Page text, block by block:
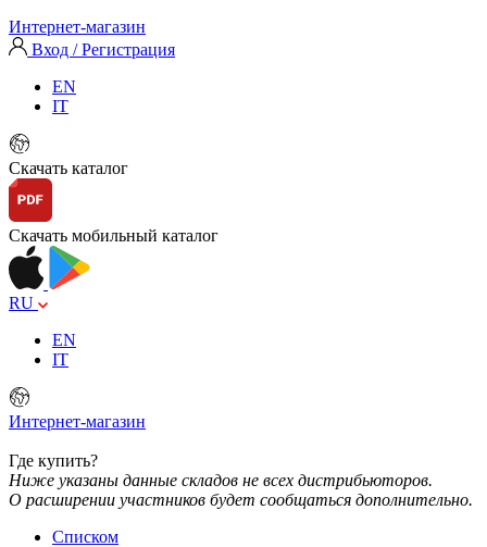
Интернет-магазин
Вход / Регистрация
EN
IT
Скачать каталог
Скачать мобильный каталог
RU
EN
IT
Интернет-магазин
Где купить?
Ниже указаны данные складов не всех дистрибьюторов.
О расширении участников будет сообщаться дополнительно.
Списком